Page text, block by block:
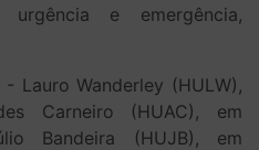
urgência e emergência,
Lauro Wanderley (HULW),
Carneiro (HUAC), em
Bandeira (HUJB), em